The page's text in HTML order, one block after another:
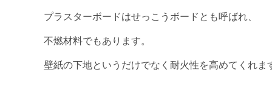
プラスターボードはせっこうボードとも呼ばれ、
不燃材料でもあります。
壁紙の下地というだけでなく耐火性を高めてくれま